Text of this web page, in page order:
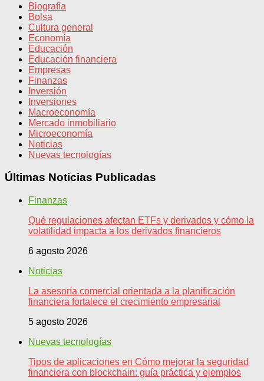
Biografía
Bolsa
Cultura general
Economía
Educación
Educación financiera
Empresas
Finanzas
Inversión
Inversiones
Macroeconomía
Mercado inmobiliario
Microeconomía
Noticias
Nuevas tecnologías
Últimas Noticias Publicadas
Finanzas
Qué regulaciones afectan ETFs y derivados y cómo la
volatilidad impacta a los derivados financieros
6 agosto 2026
Noticias
La asesoría comercial orientada a la planificación
financiera fortalece el crecimiento empresarial
5 agosto 2026
Nuevas tecnologías
Tipos de aplicaciones en Cómo mejorar la seguridad
financiera con blockchain: guía práctica y ejemplos